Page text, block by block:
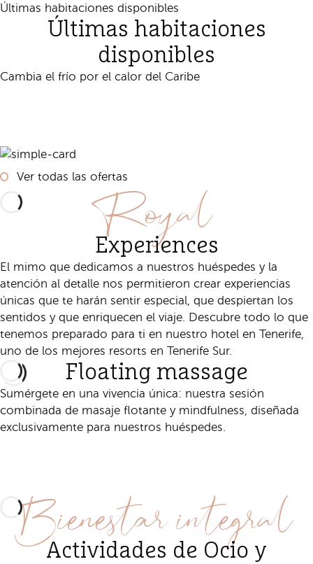
Últimas habitaciones disponibles
Últimas habitaciones
disponibles
Cambia el frío por el calor del Caribe
Ver todas las ofertasRoyal
Experiences
El mimo que dedicamos a nuestros huéspedes y la
atención al detalle nos permitieron crear experiencias
únicas que te harán sentir especial, que despiertan los
sentidos y que enriquecen el viaje. Descubre todo lo que
tenemos preparado para ti en nuestro hotel en Tenerife,
uno de los mejores resorts en Tenerife Sur.
Floating massage
Sumérgete en una vivencia única: nuestra sesión
combinada de masaje flotante y mindfulness, diseñada
exclusivamente para nuestros huéspedes.
Bienestar integral
Actividades de Ocio y